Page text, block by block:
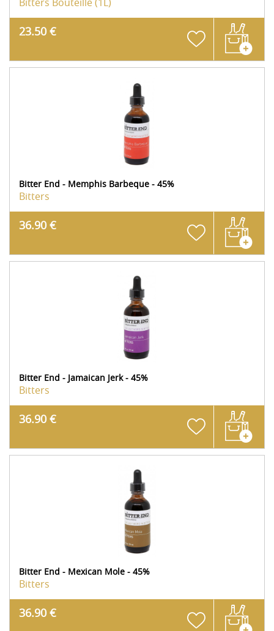
23.50 €
Bitter End - Memphis Barbeque - 45%
Bitters
36.90 €
Bitter End - Jamaican Jerk - 45%
Bitters
36.90 €
Bitter End - Mexican Mole - 45%
Bitters
36.90 €